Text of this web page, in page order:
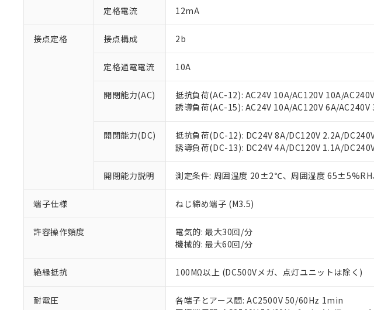
定格電流 12mA
接点定格 接点構成 2b
定格通電電流 10A
開閉能力(AC)
抵抗負荷(AC-12): AC24V 10A/AC120V 10A/
誘導負荷(AC-15): AC24V 10A/AC120V 6A/
開閉能力(DC)
抵抗負荷(DC-12): DC24V 8A/DC120V 2.2A/
誘導負荷(DC-13): DC24V 4A/DC120V 1.1A/
開閉能力説明 測定条件: 周囲温度 20±2℃、周囲湿度
端子仕様 ねじ締め端子 (M3.5)
許容操作頻度
電気的: 最大30回/分
機械的: 最大60回/分
絶縁抵抗 100MΩ以上 (DC500Vメガ、点灯ユニットは除く)
耐電圧
各端子とアース間: AC2500V 50/60Hz 1min
い。
正式な納期状況および標準価格はお客様
当社販売員にご相談ください。
オムロン制御機器販売店や当社販売拠点は
在庫状況および標準価格結果を当社の事
す。
マイパーツ機能（部品リスト作成サービ
お客様が当ウェブサイト上で当社にご登
が、当社の製品・サービスに関するお客
さい。
※当社の共同利用者とは、"個人情報の共
いる法人を指します。
但し、RoHS指令で産業用監視および制御機器に対する適用除
※2 対応予定月
部品在庫の切り替え状況などにより、予定月が
※3 非含有証明書ダウンロード
下記の非含有証明書をダウンロードすることがで
EU RoHS指令（10物質）の非含有証明書
51物質の非含有証明書（当社基準）
※本証明書は発行日時点で非含有を証明するも
また、RoHS指令のフタル酸エステル類４物質
混在することから備考欄に対応日を記載してお
り割愛しております。
「○」：最大均質材料含有率が中国RoHSの基
「×」：最大均質材料含有率が中国RoHSの基準
*中国RoHS10物質の基準値 (GB/T26572)：
Pb(鉛) :1000ppm、 Hg(水銀) : 1000ppm、 Cd(カドミウム) :
Cr(Ⅵ)(六価クロム) : 1000ppm、 PBBs(ポリ臭化ビフェニル類
DBP(フタル酸ジブチル) : 1000ppm、 DIBP(フタル酸ジイソ
DEHP(フタル酸ビス(2-エチルヘキシル)) : 1000ppm
※2 環境保護使用期限
「ｅ」：有害物質（10物質）のすべてが基準値
「10」：通常の使用状況下において有害物質が
味します。
当社は、これら貴社製品のうち、外国為
当社は貴社製品を、核兵器、ミサイル、
置等に一切使用いたしません。
当社は、貴社製品を第三者に販売する場
また当社は、販売先および販売に係わる
たしません。
号
○ 一定数以上の在庫あり
△ 一定数には満たないが在庫あり
－
在庫なし(最新の在庫状況については
機器販売店・当社販売員にご確認くだ
空
白
受注生産機種、また在庫状況の情報